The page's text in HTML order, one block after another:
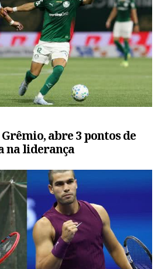
abre 3 pontos de
na liderança